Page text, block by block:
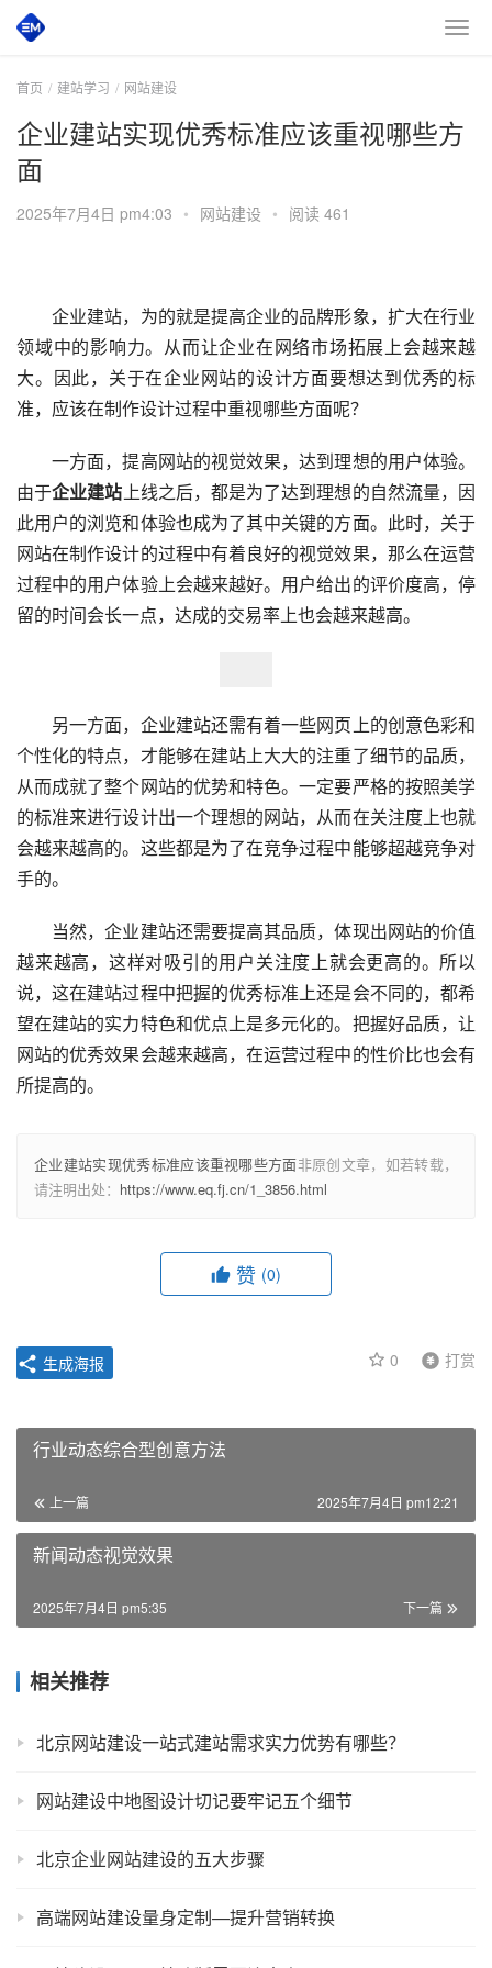
首页 建站学习 网站建设
企业建站实现优秀标准应该重视哪些方
面
2025年7月4日 pm4:03 • 网站建设 • 阅读 461
企业建站，为的就是提高企业的品牌形象，扩大在行业
领域中的影响力。从而让企业在网络市场拓展上会越来越
大。因此，关于在企业网站的设计方面要想达到优秀的标
准，应该在制作设计过程中重视哪些方面呢？
一方面，提高网站的视觉效果，达到理想的用户体验。
由于企业建站上线之后，都是为了达到理想的自然流量，因
此用户的浏览和体验也成为了其中关键的方面。此时，关于
网站在制作设计的过程中有着良好的视觉效果，那么在运营
过程中的用户体验上会越来越好。用户给出的评价度高，停
留的时间会长一点，达成的交易率上也会越来越高。
另一方面，企业建站还需有着一些网页上的创意色彩和
个性化的特点，才能够在建站上大大的注重了细节的品质，
从而成就了整个网站的优势和特色。一定要严格的按照美学
的标准来进行设计出一个理想的网站，从而在关注度上也就
会越来越高的。这些都是为了在竞争过程中能够超越竞争对
手的。
当然，企业建站还需要提高其品质，体现出网站的价值
越来越高，这样对吸引的用户关注度上就会更高的。所以
说，这在建站过程中把握的优秀标准上还是会不同的，都希
望在建站的实力特色和优点上是多元化的。把握好品质，让
网站的优秀效果会越来越高，在运营过程中的性价比也会有
所提高的。
企业建站实现优秀标准应该重视哪些方面非原创文章，如若转载，
请注明出处： https://www.eq.fj.cn/1_3856.html
赞 (0)
0 打赏
生成海报
行业动态综合型创意方法
上一篇 2025年7月4日 pm12:21
新闻动态视觉效果
下一篇
2025年7月4日 pm5:35
相关推荐
北京网站建设一站式建站需求实力优势有哪些？
网站建设中地图设计切记要牢记五个细节
北京企业网站建设的五大步骤
高端网站建设量身定制—提升营销转换